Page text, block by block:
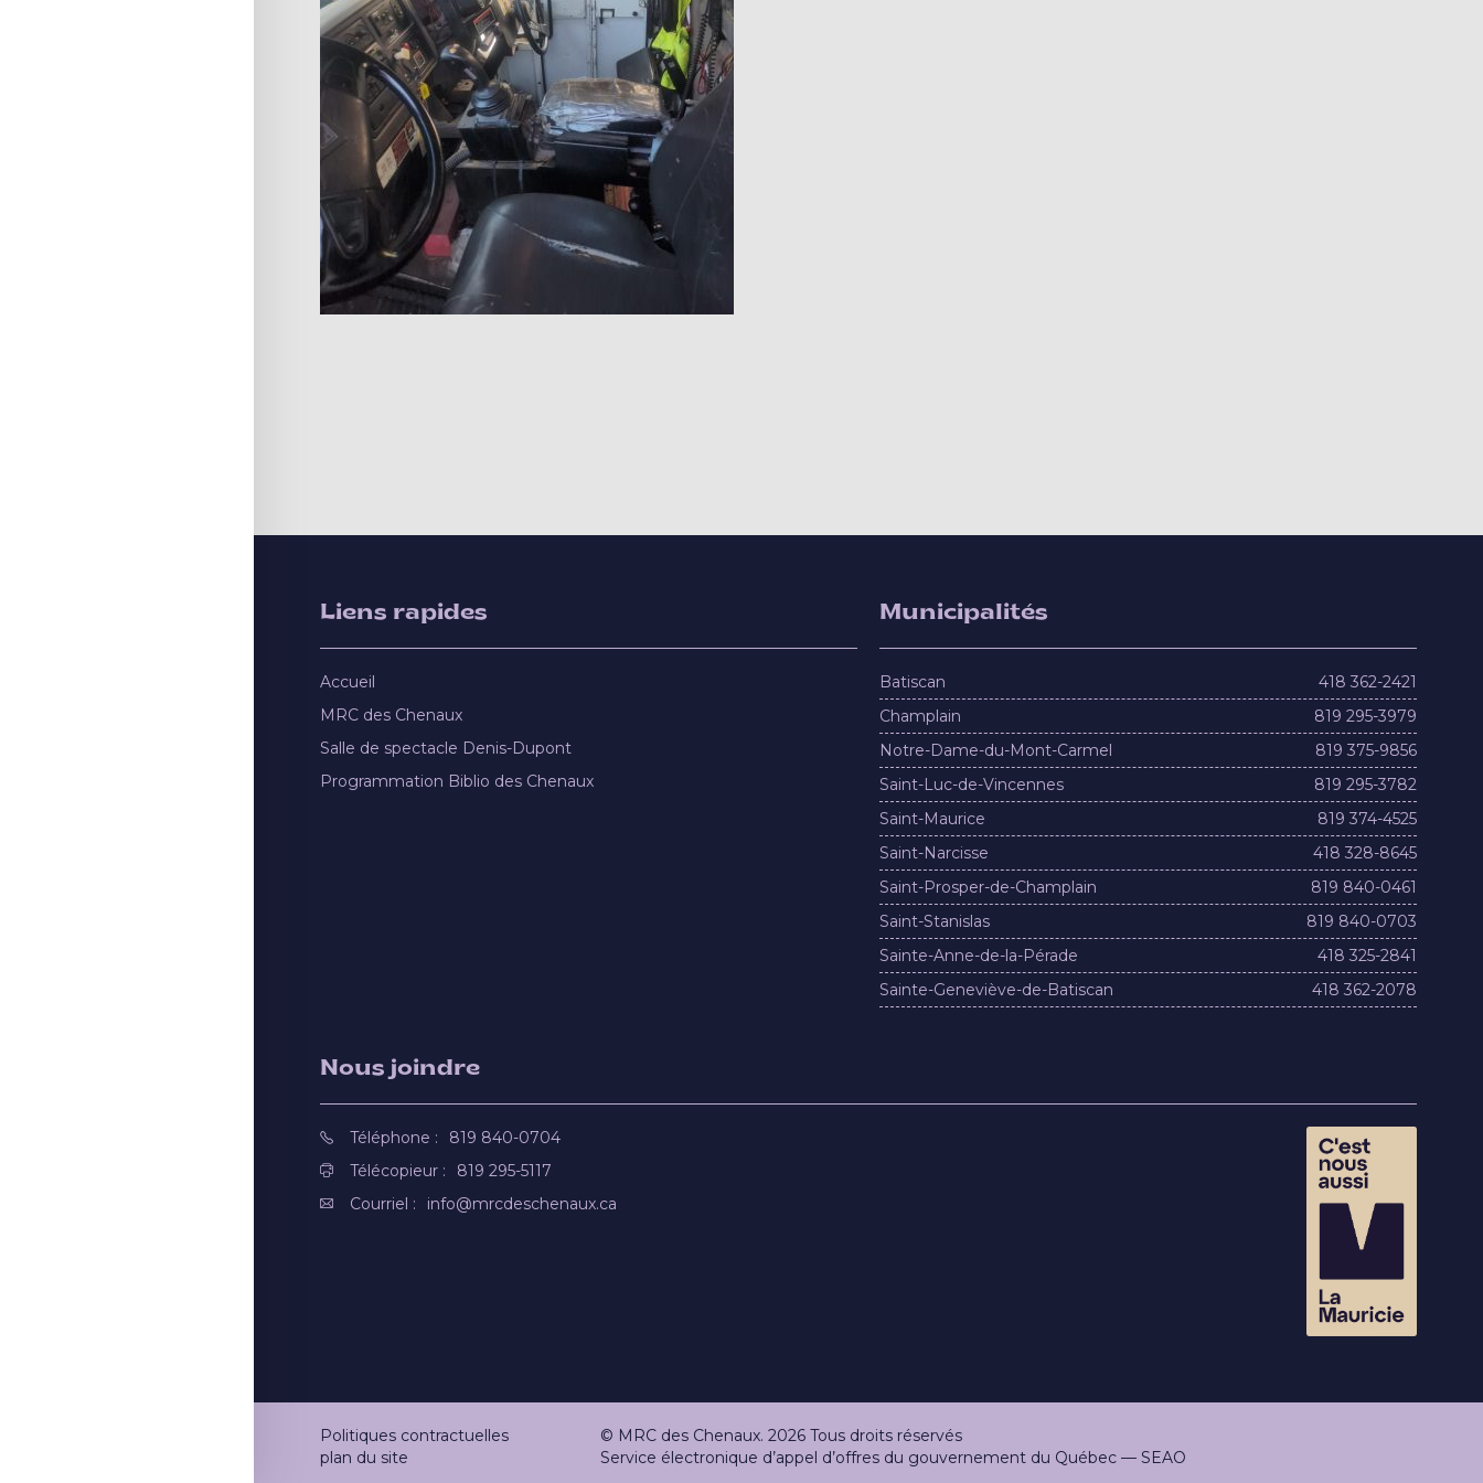
Liens rapides
Accueil
MRC des Chenaux
Salle de spectacle Denis-Dupont
Programmation Biblio des Chenaux
Municipalités
Batiscan
418 362-2421
Champlain
819 295-3979
Notre-Dame-du-Mont-Carmel
819 375-9856
Saint-Luc-de-Vincennes
819 295-3782
Saint-Maurice
819 374-4525
Saint-Narcisse
418 328-8645
Saint-Prosper-de-Champlain
819 840-0461
Saint-Stanislas
819 840-0703
Sainte-Anne-de-la-Pérade
418 325-2841
Sainte-Geneviève-de-Batiscan
418 362-2078
Nous joindre
Téléphone :
819 840-0704
Télécopieur :
819 295-5117
Courriel :
info@mrcdeschenaux.ca
Politiques contractuelles
plan du site
© MRC des Chenaux. 2026 Tous droits réservés
Service électronique d’appel d’offres du gouvernement du Québec — SEAO